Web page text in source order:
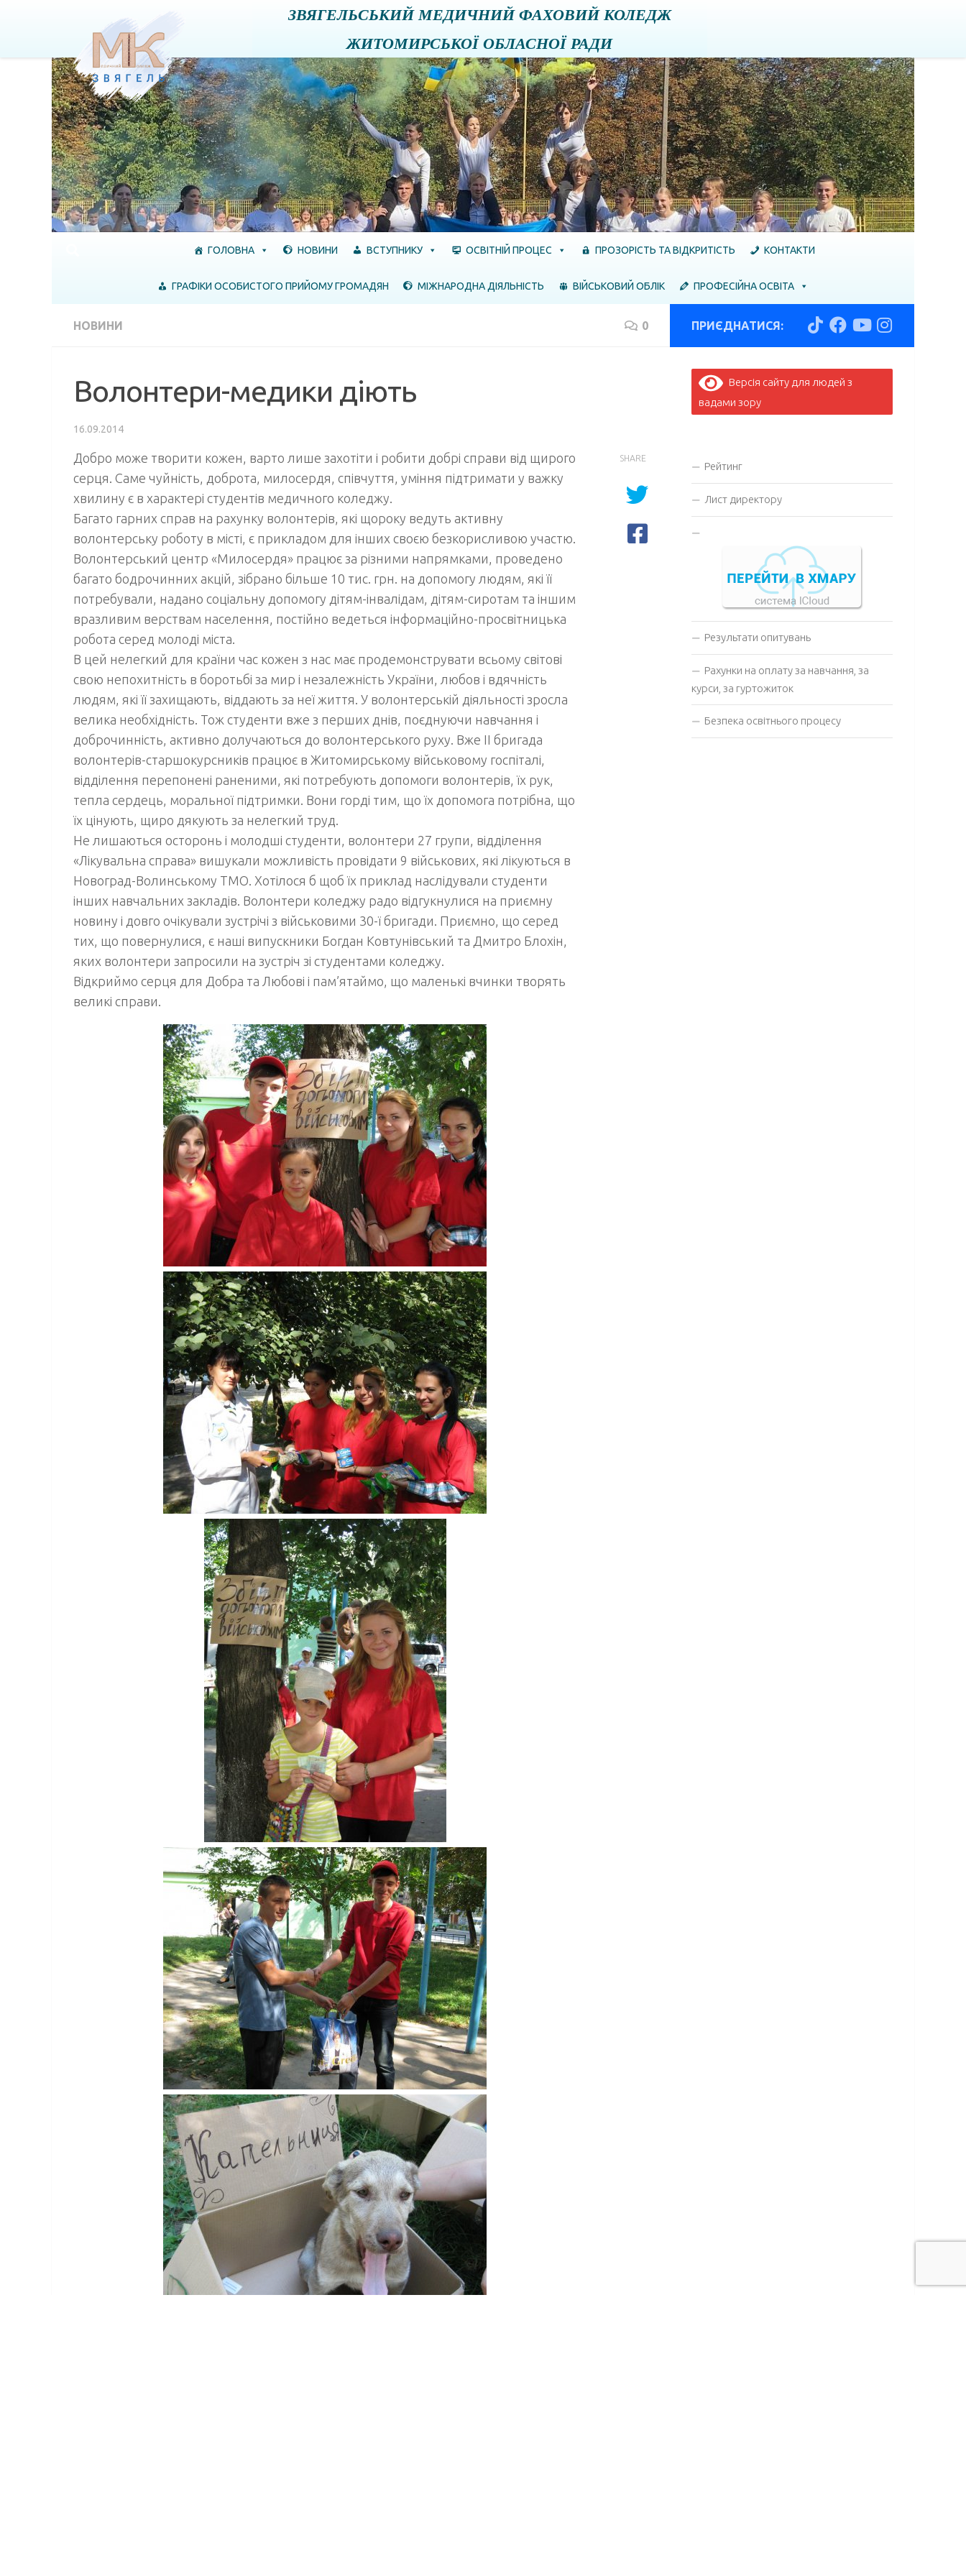
ЗВЯГЕЛЬСЬКИЙ МЕДИЧНИЙ ФАХОВИЙ КОЛЕДЖ
ЖИТОМИРСЬКОЇ ОБЛАСНОЇ РАДИ
ГОЛОВНА НОВИНИ ВСТУПНИКУ ОСВІТНІЙ ПРОЦЕС ПРОЗОРІСТЬ ТА ВІДКРИТІСТЬ КОНТАКТИ
ГРАФІКИ ОСОБИСТОГО ПРИЙОМУ ГРОМАДЯН МІЖНАРОДНА ДІЯЛЬНІСТЬ ВІЙСЬКОВИЙ ОБЛІК ПРОФЕСІЙНА ОСВІТА
НОВИНИ 0
Волонтери-медики діють
16.09.2014
Добро може творити кожен, варто лише захотіти і робити добрі справи від щирого
серця. Саме чуйність, доброта, милосердя, співчуття, уміння підтримати у важку
хвилину є в характері студентів медичного коледжу.
Багато гарних справ на рахунку волонтерів, які щороку ведуть активну
волонтерську роботу в місті, є прикладом для інших своєю безкорисливою участю.
Волонтерський центр «Милосердя» працює за різними напрямками, проведено
багато бодрочинних акцій, зібрано більше 10 тис. грн. на допомогу людям, які її
потребували, надано соціальну допомогу дітям-інвалідам, дітям-сиротам та іншим
вразливим верствам населення, постійно ведеться інформаційно-просвітницька
робота серед молоді міста.
В цей нелегкий для країни час кожен з нас має продемонструвати всьому світові
свою непохитність в боротьбі за мир і незалежність України, любов і вдячність
людям, які її захищають, віддають за неї життя. У волонтерській діяльності зросла
велика необхідність. Тож студенти вже з перших днів, поєднуючи навчання і
доброчинність, активно долучаються до волонтерського руху. Вже ІІ бригада
волонтерів-старшокурсників працює в Житомирському військовому госпіталі,
відділення перепонені раненими, які потребують допомоги волонтерів, їх рук,
тепла сердець, моральної підтримки. Вони горді тим, що їх допомога потрібна, що
їх цінують, щиро дякують за нелегкий труд.
Не лишаються осторонь і молодші студенти, волонтери 27 групи, відділення
«Лікувальна справа» вишукали можливість провідати 9 військових, які лікуються в
Новоград-Волинському ТМО. Хотілося б щоб їх приклад наслідували студенти
інших навчальних закладів. Волонтери коледжу радо відгукнулися на приємну
новину і довго очікували зустрічі з військовими 30-ї бригади. Приємно, що серед
тих, що повернулися, є наші випускники Богдан Ковтунівський та Дмитро Блохін,
яких волонтери запросили на зустріч зі студентами коледжу.
Відкриймо серця для Добра та Любові і пам’ятаймо, що маленькі вчинки творять
великі справи.
SHARE
ПРИЄДНАТИСЯ:
Версія сайту для людей з
вадами зору
Рейтинг
Лист директору
Результати опитувань
Рахунки на оплату за навчання, за
курси, за гуртожиток
Безпека освітнього процесу